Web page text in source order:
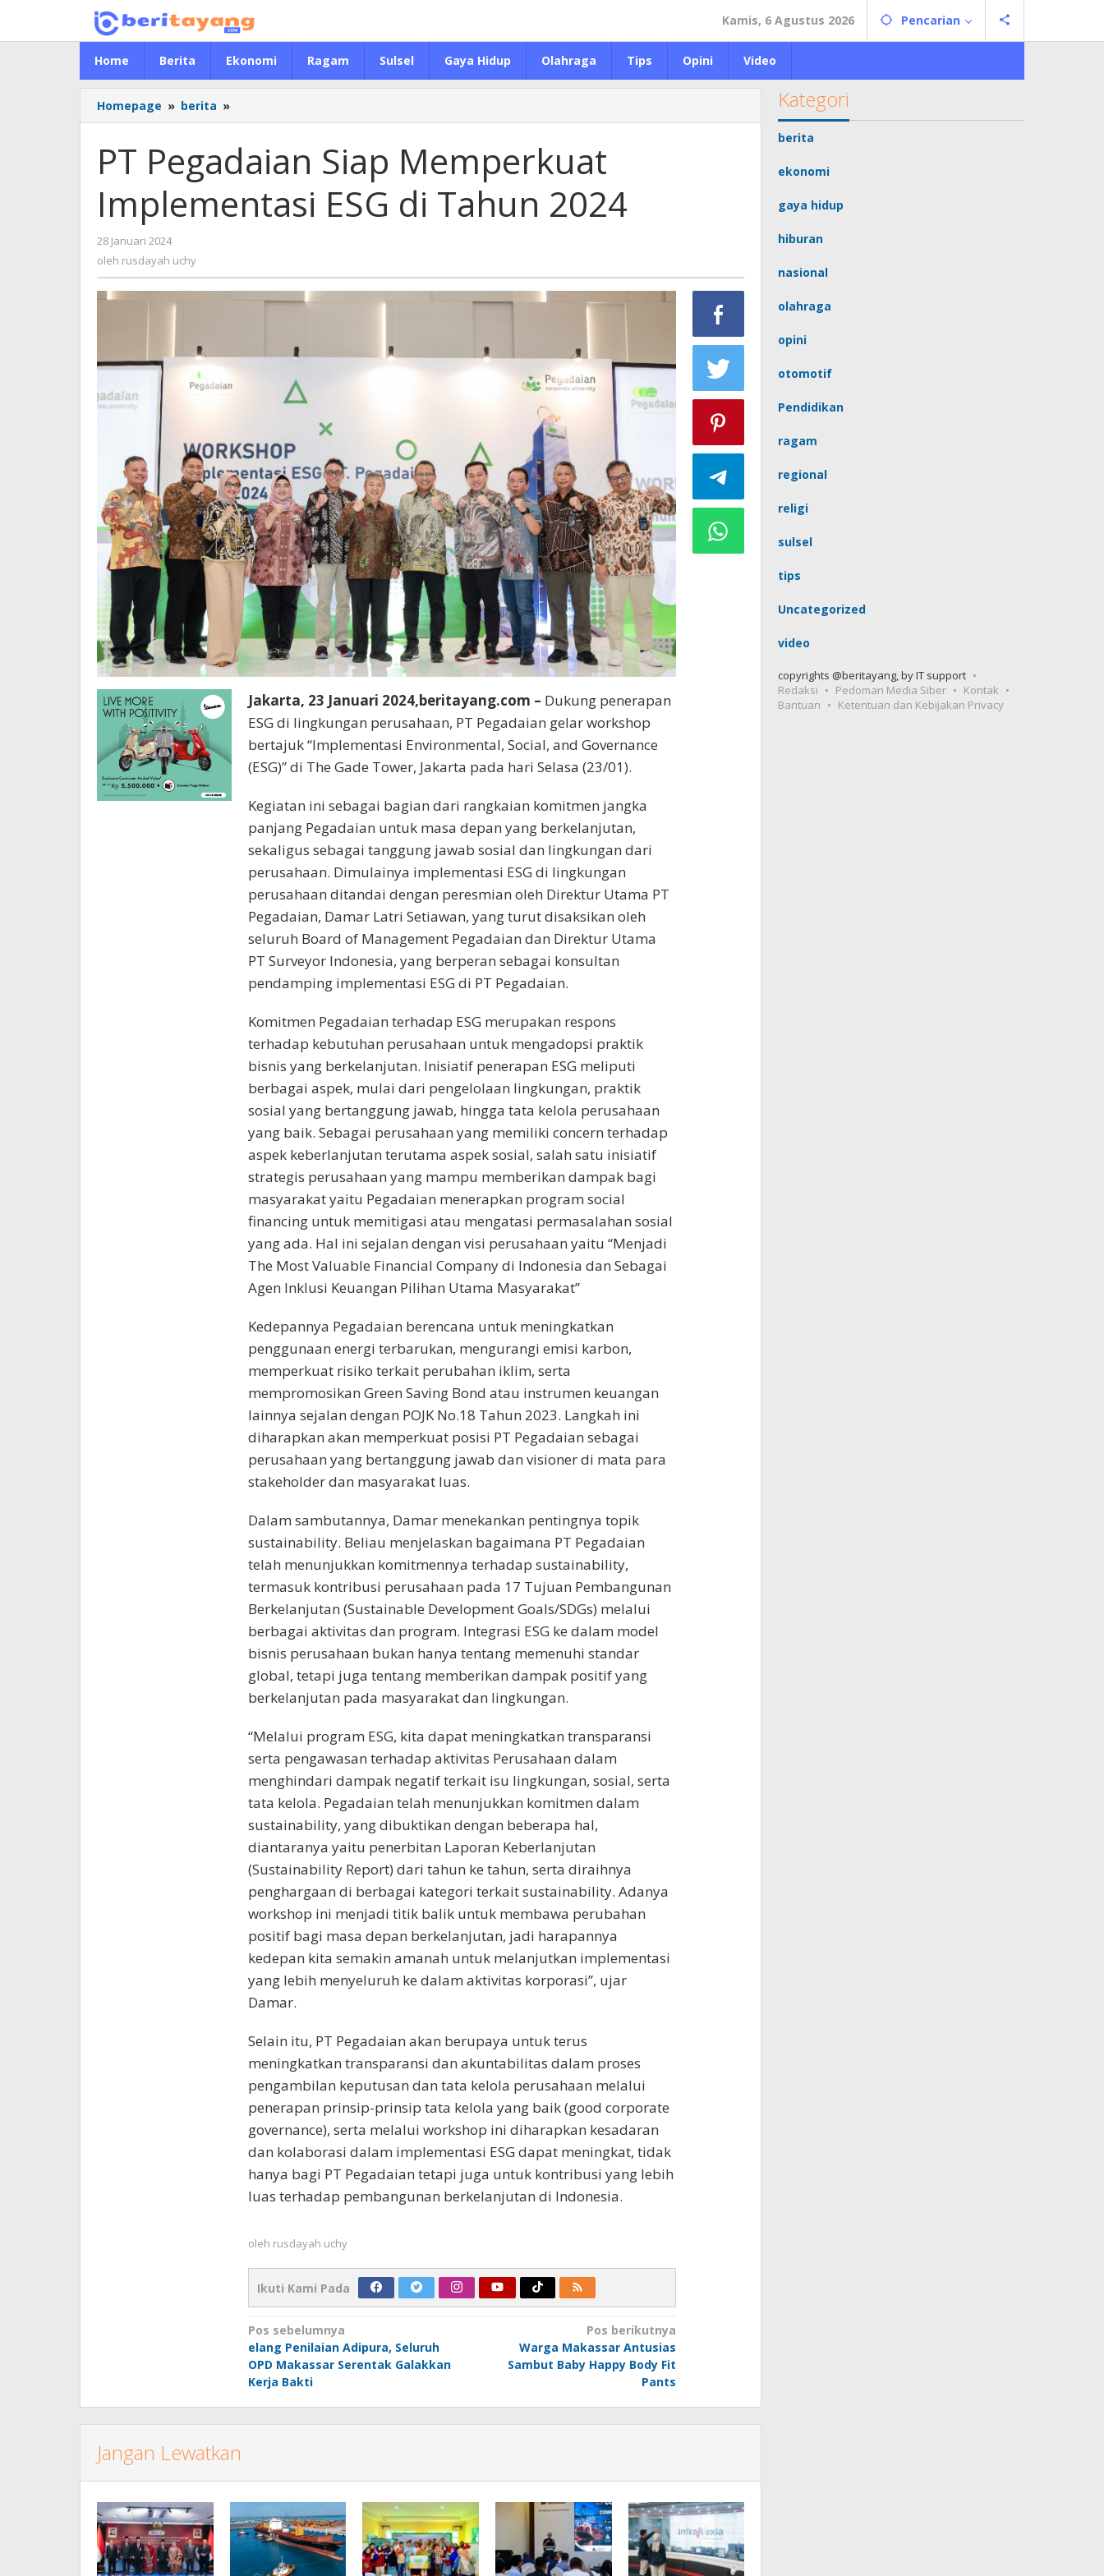
konten
Kamis, 6 Agustus 2026 Pencarian
Home Berita Ekonomi Ragam Sulsel Gaya Hidup Olahraga Tips Opini Video
Homepage » berita »
Pegadaian
Memperkuat
Implementasi
di
PT Pegadaian Siap Memperkuat
Implementasi ESG di Tahun 2024
28 Januari 2024
rusdayah
uchy
oleh rusdayah uchy
Jakarta, 23 Januari 2024,beritayang.com – Dukung penerapan
ESG di lingkungan perusahaan, PT Pegadaian gelar workshop
bertajuk “Implementasi Environmental, Social, and Governance
(ESG)” di The Gade Tower, Jakarta pada hari Selasa (23/01).
Kegiatan ini sebagai bagian dari rangkaian komitmen jangka
panjang Pegadaian untuk masa depan yang berkelanjutan,
sekaligus sebagai tanggung jawab sosial dan lingkungan dari
perusahaan. Dimulainya implementasi ESG di lingkungan
perusahaan ditandai dengan peresmian oleh Direktur Utama PT
Pegadaian, Damar Latri Setiawan, yang turut disaksikan oleh
seluruh Board of Management Pegadaian dan Direktur Utama
PT Surveyor Indonesia, yang berperan sebagai konsultan
pendamping implementasi ESG di PT Pegadaian.
Komitmen Pegadaian terhadap ESG merupakan respons
terhadap kebutuhan perusahaan untuk mengadopsi praktik
bisnis yang berkelanjutan. Inisiatif penerapan ESG meliputi
berbagai aspek, mulai dari pengelolaan lingkungan, praktik
sosial yang bertanggung jawab, hingga tata kelola perusahaan
yang baik. Sebagai perusahaan yang memiliki concern terhadap
aspek keberlanjutan terutama aspek sosial, salah satu inisiatif
strategis perusahaan yang mampu memberikan dampak bagi
masyarakat yaitu Pegadaian menerapkan program social
financing untuk memitigasi atau mengatasi permasalahan sosial
yang ada. Hal ini sejalan dengan visi perusahaan yaitu “Menjadi
The Most Valuable Financial Company di Indonesia dan Sebagai
Agen Inklusi Keuangan Pilihan Utama Masyarakat”
Kedepannya Pegadaian berencana untuk meningkatkan
penggunaan energi terbarukan, mengurangi emisi karbon,
memperkuat risiko terkait perubahan iklim, serta
mempromosikan Green Saving Bond atau instrumen keuangan
lainnya sejalan dengan POJK No.18 Tahun 2023. Langkah ini
diharapkan akan memperkuat posisi PT Pegadaian sebagai
perusahaan yang bertanggung jawab dan visioner di mata para
stakeholder dan masyarakat luas.
Dalam sambutannya, Damar menekankan pentingnya topik
sustainability. Beliau menjelaskan bagaimana PT Pegadaian
telah menunjukkan komitmennya terhadap sustainability,
termasuk kontribusi perusahaan pada 17 Tujuan Pembangunan
Berkelanjutan (Sustainable Development Goals/SDGs) melalui
berbagai aktivitas dan program. Integrasi ESG ke dalam model
bisnis perusahaan bukan hanya tentang memenuhi standar
global, tetapi juga tentang memberikan dampak positif yang
berkelanjutan pada masyarakat dan lingkungan.
“Melalui program ESG, kita dapat meningkatkan transparansi
serta pengawasan terhadap aktivitas Perusahaan dalam
menghindari dampak negatif terkait isu lingkungan, sosial, serta
tata kelola. Pegadaian telah menunjukkan komitmen dalam
sustainability, yang dibuktikan dengan beberapa hal,
diantaranya yaitu penerbitan Laporan Keberlanjutan
(Sustainability Report) dari tahun ke tahun, serta diraihnya
penghargaan di berbagai kategori terkait sustainability. Adanya
workshop ini menjadi titik balik untuk membawa perubahan
positif bagi masa depan berkelanjutan, jadi harapannya
kedepan kita semakin amanah untuk melanjutkan implementasi
yang lebih menyeluruh ke dalam aktivitas korporasi”, ujar
Damar.
Selain itu, PT Pegadaian akan berupaya untuk terus
meningkatkan transparansi dan akuntabilitas dalam proses
pengambilan keputusan dan tata kelola perusahaan melalui
penerapan prinsip-prinsip tata kelola yang baik (good corporate
governance), serta melalui workshop ini diharapkan kesadaran
dan kolaborasi dalam implementasi ESG dapat meningkat, tidak
hanya bagi PT Pegadaian tetapi juga untuk kontribusi yang lebih
luas terhadap pembangunan berkelanjutan di Indonesia.
oleh rusdayah uchy
Ikuti Kami Pada
Navigasi
pos
Pos sebelumnya
elang Penilaian Adipura, Seluruh
OPD Makassar Serentak Galakkan
Kerja Bakti
Pos berikutnya
Warga Makassar Antusias
Sambut Baby Happy Body Fit
Pants
Jangan Lewatkan
Kategori
berita
ekonomi
gaya hidup
hiburan
nasional
olahraga
opini
otomotif
Pendidikan
ragam
regional
religi
sulsel
tips
Uncategorized
video
copyrights @beritayang, by IT support
Redaksi
Pedoman Media Siber
Kontak
Bantuan
Ketentuan dan Kebijakan Privacy